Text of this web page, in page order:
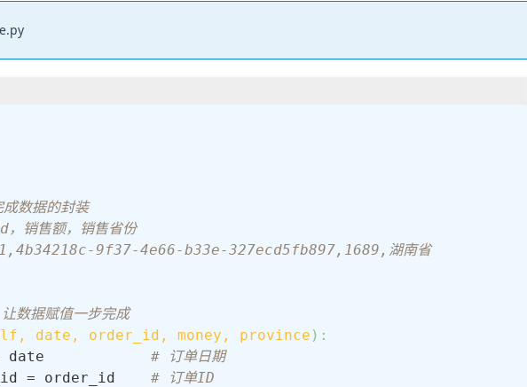
数据的封装
销售额，销售省份
9f37-4e66-b33e-327ecd5fb897,1689,湖南省
数据赋值一步完成
date, order_id, money, province ):
= date
# 订单日期
= order_id
# 订单ID